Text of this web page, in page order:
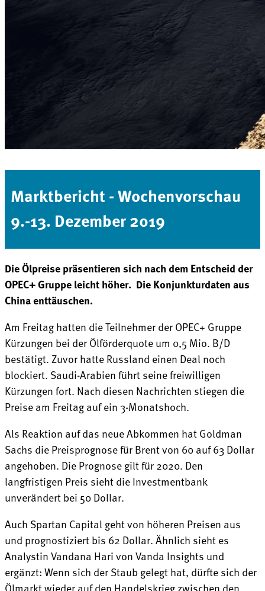
Marktbericht - Wochenvorschau
9.-13. Dezember 2019
Die Ölpreise präsentieren sich nach dem Entscheid der
OPEC+ Gruppe leicht höher. Die Konjunkturdaten aus
China enttäuschen.
Am Freitag hatten die Teilnehmer der OPEC+ Gruppe
Kürzungen bei der Ölförderquote um 0,5 Mio. B/D
bestätigt. Zuvor hatte Russland einen Deal noch
blockiert. Saudi-Arabien führt seine freiwilligen
Kürzungen fort. Nach diesen Nachrichten stiegen die
Preise am Freitag auf ein 3-Monatshoch.
Als Reaktion auf das neue Abkommen hat Goldman
Sachs die Preisprognose für Brent von 60 auf 63 Dollar
angehoben. Die Prognose gilt für 2020. Den
langfristigen Preis sieht die Investmentbank
unverändert bei 50 Dollar.
Auch Spartan Capital geht von höheren Preisen aus
und prognostiziert bis 62 Dollar. Ähnlich sieht es
Analystin Vandana Hari von Vanda Insights und
ergänzt: Wenn sich der Staub gelegt hat, dürfte sich der
Ölmarkt wieder auf den Handelskrieg zwischen den